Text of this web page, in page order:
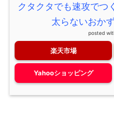
クタクタでも速攻で
太らないおか
posted
楽天市場
Yahooショッピング